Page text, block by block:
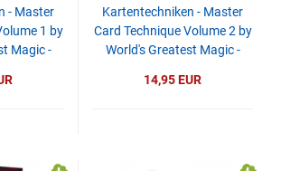
- Master
1 by
Magic -
Kartentechniken - Master
Card Technique Volume 2 by
World's Greatest Magic -
14,95 EUR